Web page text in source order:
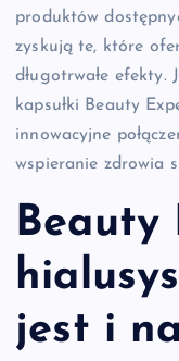
produktów
zyskują te, które
długotrwałe efekty.
kapsułki Beauty
innowacyjne
wspieranie zdrowia
Beauty
jest i